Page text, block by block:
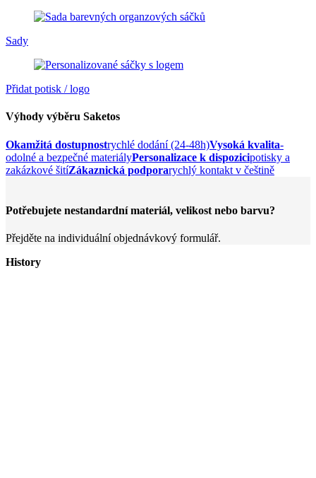
Sady
Přidat potisk / logo
Výhody výběru Saketos
Okamžitá dostupnostrychlé dodání (24-48h)Vysoká kvalita-
odolné a bezpečné materiályPersonalizace k dispozicipotisky a
zakázkové šitíZákaznická podporarychlý kontakt v češtině
Potřebujete nestandardní materiál, velikost nebo barvu?
Přejděte na individuální objednávkový formulář.
History